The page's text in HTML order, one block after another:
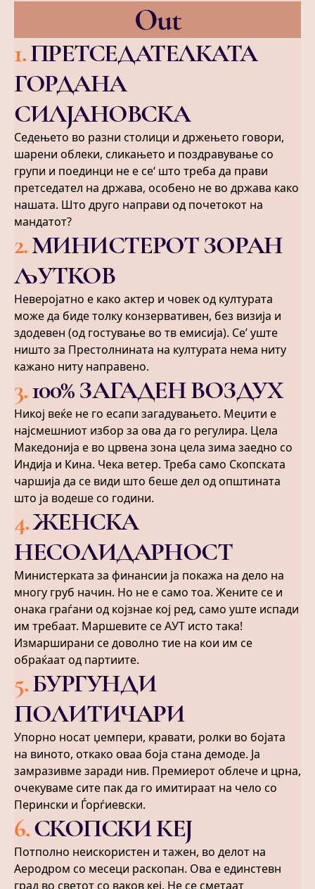
Out
1.ПРЕТСЕДАТЕЛКАТА
ГОРДАНА
СИЛЈАНОВСКА
Седењето во разни столици и држењето говори,
шарени облеки, сликањето и поздравување со
групи и поединци не е се‘ што треба да прави
претседател на држава, особено не во држава како
нашата. Што друго направи од почетокот на
мандатот?
2.МИНИСТЕРОТ ЗОРАН
ЉУТКОВ
Неверојатно е како актер и човек од културата
може да биде толку конзервативен, без визија и
здодевен (од гостување во тв емисија). Се’ уште
ништо за Престолнината на културата нема ниту
кажано ниту направено.
3.100% ЗАГАДЕН ВОЗДУХ
Никој веќе не го есапи загадувањето. Меџити е
најсмешниот избор за ова да го регулира. Цела
Македонија е во црвена зона цела зима заедно со
Индија и Кина. Чека ветер. Треба само Скопската
чаршија да се види што беше дел од општината
што ја водеше со години.
4.ЖЕНСКА
НЕСОЛИДАРНОСТ
Министерката за финансии ја покажа на дело на
многу груб начин. Но не е само тоа. Жените се и
онака граѓани од којзнае кој ред, само уште испади
им требаат. Маршевите се АУТ исто така!
Измарширани се доволно тие на кои им се
обраќаат од партиите.
5.БУРГУНДИ
ПОЛИТИЧАРИ
Упорно носат џемпери, кравати, ролки во бојата
на виното, откако оваа боја стана демоде. Ја
замразивме заради нив. Премиерот облече и црна,
очекуваме сите пак да го имитираат на чело со
Перински и Ѓорѓиевски.
6.СКОПСКИ КЕЈ
Потполно неискористен и тажен, во делот на
Аеродром со месеци раскопан. Ова е единстевн
град во светот со ваков кеј. Не се сметаат